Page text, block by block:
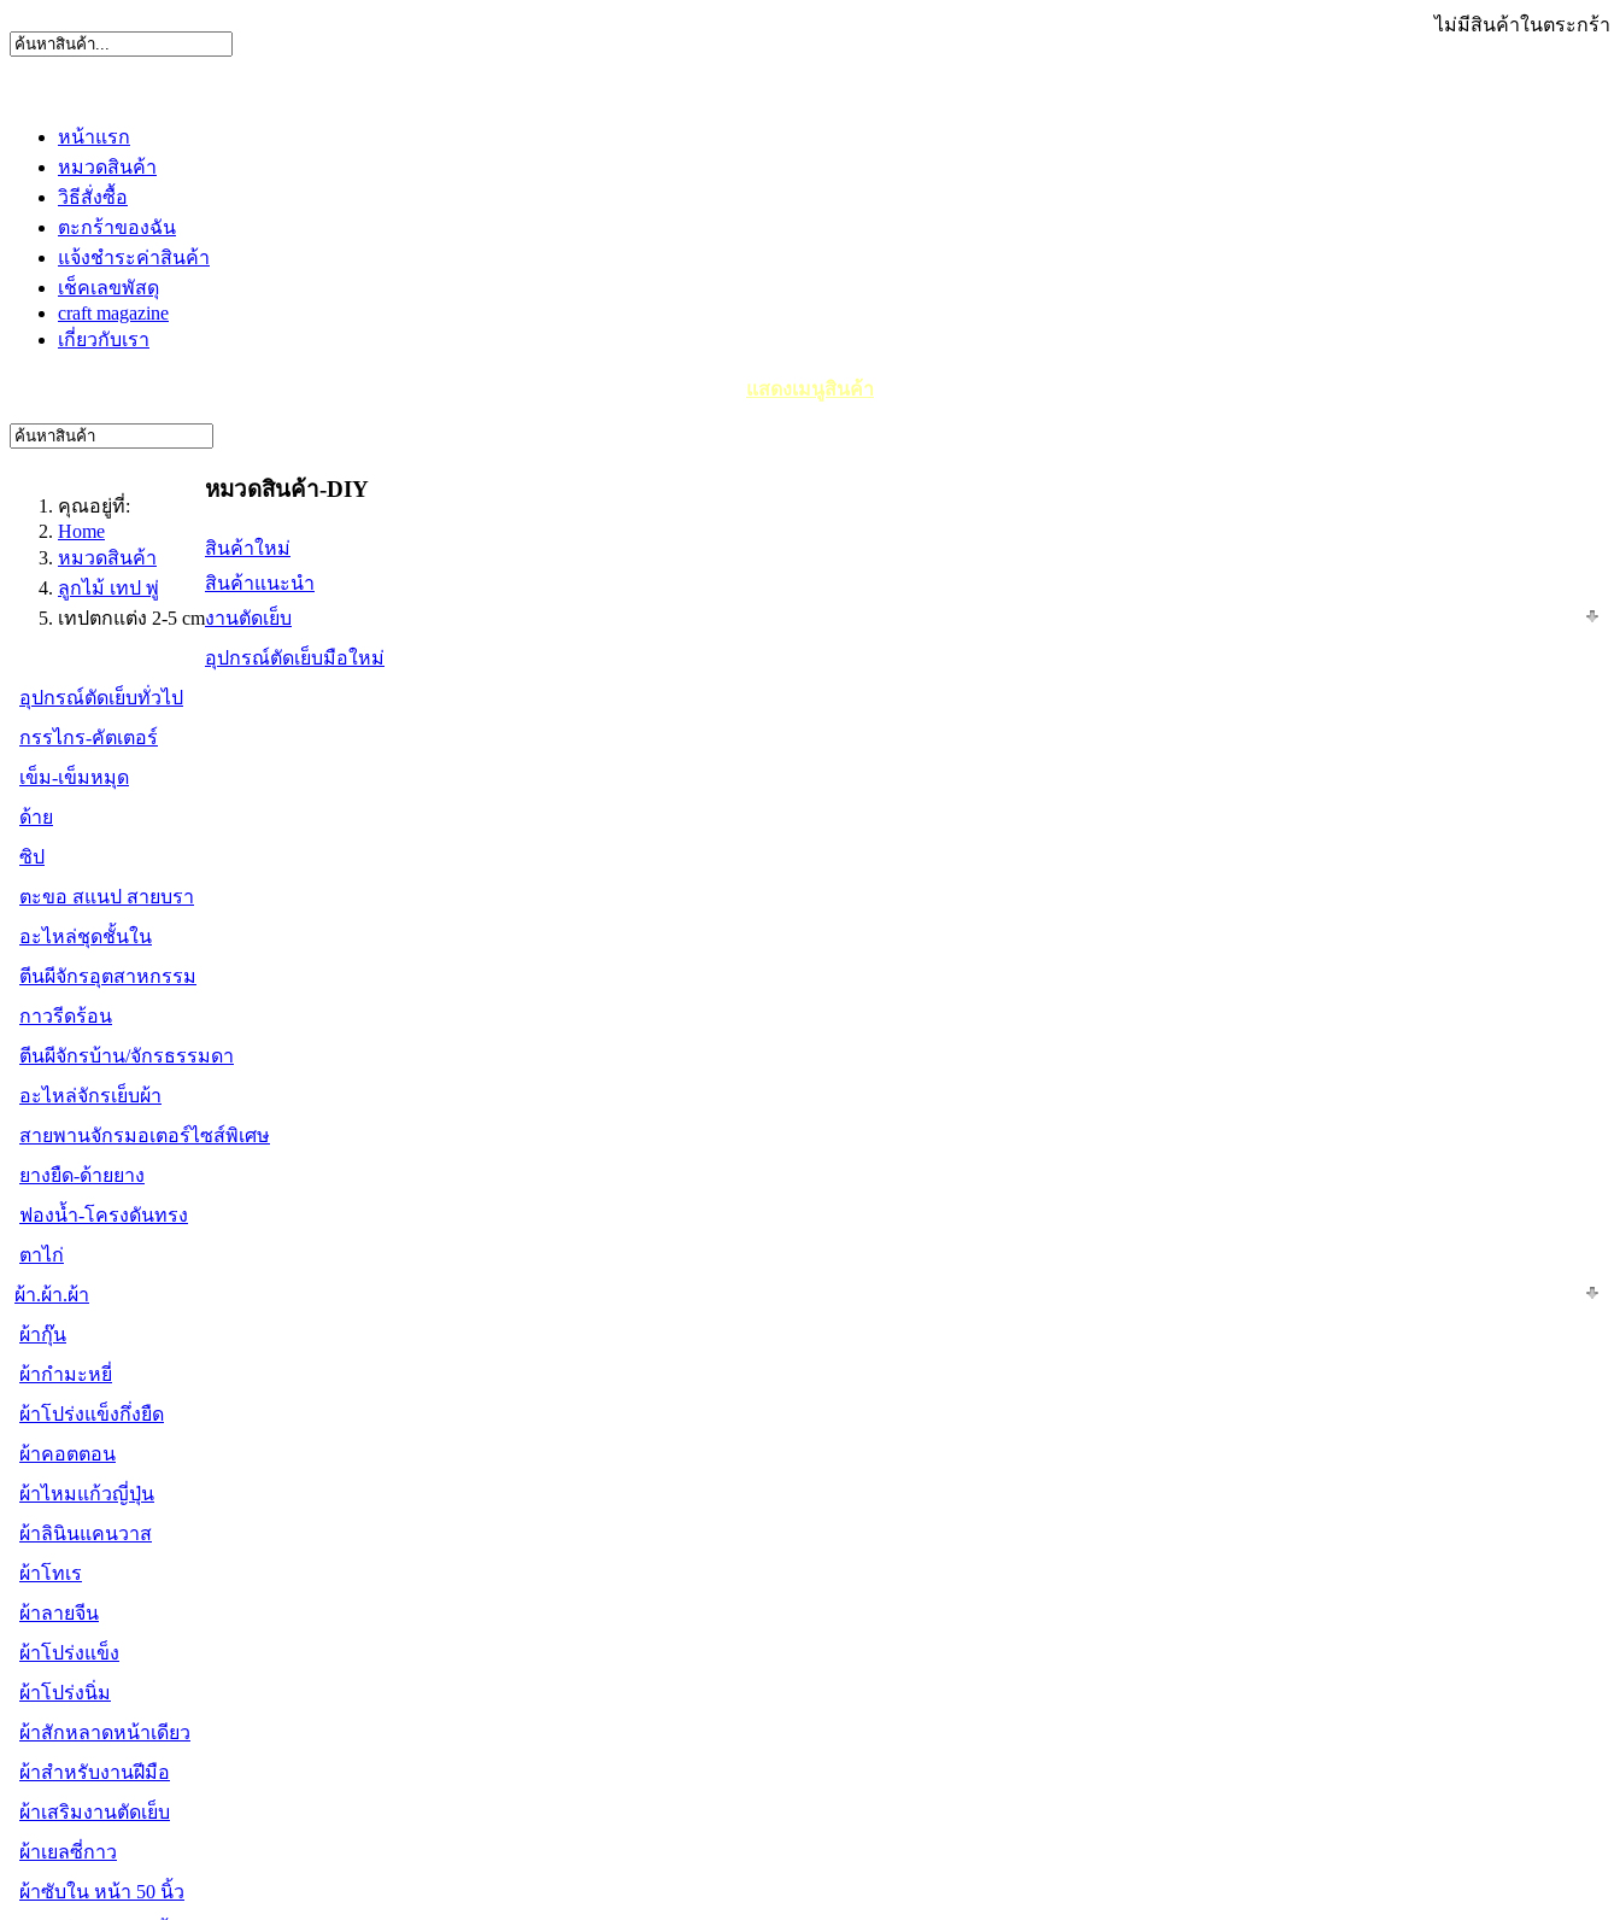
ไม่มีสินค้าในตระกร้า
หน้าแรก
หมวดสินค้า
วิธีสั่งซื้อ
ตะกร้าของฉัน
แจ้งชำระค่าสินค้า
เช็คเลขพัสดุ
craft magazine
เกี่ยวกับเรา
แสดงเมนูสินค้า
คุณอยู่ที่:
Home
หมวดสินค้า
ลูกไม้ เทป พู่
เทปตกแต่ง 2-5 cm
หมวดสินค้า-DIY
สินค้าใหม่
สินค้าแนะนำ
งานตัดเย็บ
อุปกรณ์ตัดเย็บมือใหม่
อุปกรณ์ตัดเย็บทั่วไป
กรรไกร-คัตเตอร์
เข็ม-เข็มหมุด
ด้าย
ซิป
ตะขอ สแนป สายบรา
อะไหล่ชุดชั้นใน
ตีนผีจักรอุตสาหกรรม
กาวรีดร้อน
ตีนผีจักรบ้าน/จักรธรรมดา
อะไหล่จักรเย็บผ้า
สายพานจักรมอเตอร์ไซส์พิเศษ
ยางยืด-ด้ายยาง
ฟองน้ำ-โครงดันทรง
ตาไก่
ผ้า.ผ้า.ผ้า
ผ้ากุ๊น
ผ้ากำมะหยี่
ผ้าโปร่งแข็งกึ่งยืด
ผ้าคอตตอน
ผ้าไหมแก้วญี่ปุ่น
ผ้าลินินแคนวาส
ผ้าโทเร
ผ้าลายจีน
ผ้าโปร่งแข็ง
ผ้าโปร่งนิ่ม
ผ้าสักหลาดหน้าเดียว
ผ้าสำหรับงานฝีมือ
ผ้าเสริมงานตัดเย็บ
ผ้าเยลซี่กาว
ผ้าซับใน หน้า 50 นิ้ว